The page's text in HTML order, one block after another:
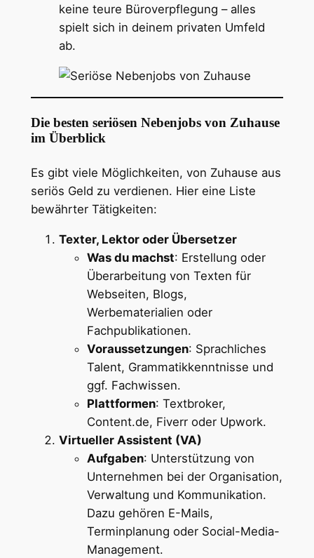
keine teure Büroverpflegung – alles
spielt sich in deinem privaten Umfeld
ab.
Die besten seriösen Nebenjobs von Zuhause
im Überblick
Es gibt viele Möglichkeiten, von Zuhause aus
seriös Geld zu verdienen. Hier eine Liste
bewährter Tätigkeiten:
Texter, Lektor oder Übersetzer
Was du machst: Erstellung oder
Überarbeitung von Texten für
Webseiten, Blogs,
Werbematerialien oder
Fachpublikationen.
Voraussetzungen: Sprachliches
Talent, Grammatikkenntnisse und
ggf. Fachwissen.
Plattformen: Textbroker,
Content.de, Fiverr oder Upwork.
Virtueller Assistent (VA)
Aufgaben: Unterstützung von
Unternehmen bei der Organisation,
Verwaltung und Kommunikation.
Dazu gehören E-Mails,
Terminplanung oder Social-Media-
Management.